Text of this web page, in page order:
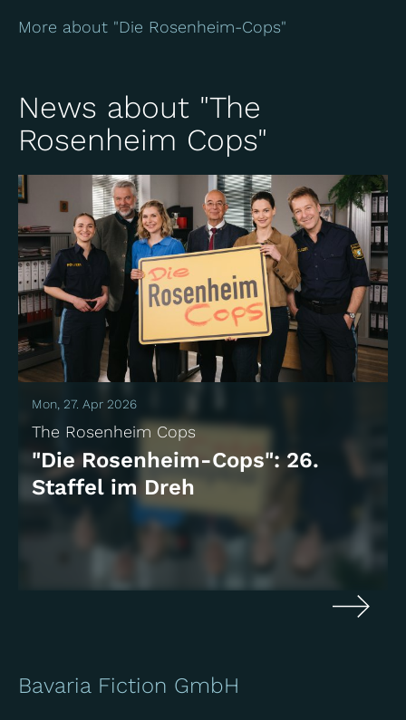
More about "Die Rosenheim-Cops"
News about "The
Rosenheim Cops"
Mon, 27. Apr 2026
The Rosenheim Cops
"Die Rosenheim-Cops": 26.
Staffel im Dreh
Bavaria Fiction GmbH